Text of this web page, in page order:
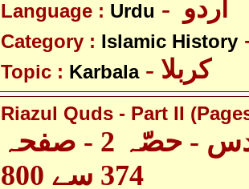
Language : Urdu
Category : Islamic History
Topic : Karbala - کربلا
Riazul Quds - Part II
ریاض القدس - حصّہ 2 - صفحہ
374 سے 800